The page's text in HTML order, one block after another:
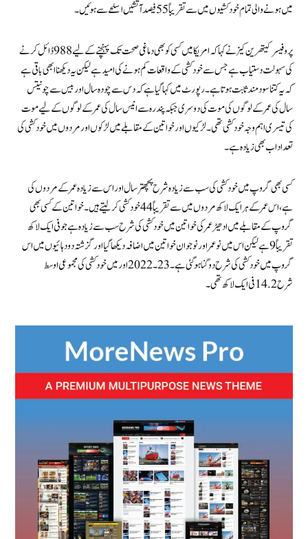
میں ہونے والی تمام خودکشیوں میں سے تقریباً 55 فیصد آتشیں اسلحے سے ہوئیں۔
پروفیسرکیتھرین کیز نے کہا کہ امریکا میں کسی کو بھی دماغی صحت تک پہنچنے کے لیے 988 ڈائل کرنے
کی سہولت دستیاب ہے جس سے خودکشی کے واقعات کم ہونے کی امید ہے لیکن یہ دیکھنا ابھی باقی ہے
کہ یہ کتنا سود مند ثابت ہوتا ہے۔ رپورٹ میں کہا گیا ہے کہ دس سے چودہ سال اور بیس سے چونتیس
سال کی عمر کے لوگوں کی موت کی دوسری جبکہ پندرہ سے انیس سال کی عمر کے لوگوں کے لیے موت
کی تیسری اہم وجہ خودکشی تھی۔ لڑکیوں اور خواتین کے مقابلے میں لڑکوں اور مردوں میں خودکشی کی
تعداد اب بھی زیادہ ہے۔
کسی بھی گروپ میں خودکشی کی سب سے زیادہ شرح پچھتر سال اور اس سے زیادہ عمر کے مردوں کی
ہے، اس عمر کے ہر ایک لاکھ مرد وں میں سے تقریباً 44 خودکشی کرلیتے ہیں۔ خواتین کے کسی بھی
گروپ کے مقابلے میں ادھیڑ عمر کی خواتین میں خودکشی کی شرح سب سے زیادہ ہے جو فی ایک لاکھ
تقریباً 9 ہے لیکن اس میں نوعمر اور نوجوان خواتین میں اضافہ دیکھا گیا اور گزشتہ دو دہائیوں میں اس
گروپ میں خودکشی کی شرح دوگنا ہو گئی ہے۔ 23۔2022 اور میں خودکشی کی مجموعی اوسط
شرح 14.2 فی ایک لاکھ تھی۔